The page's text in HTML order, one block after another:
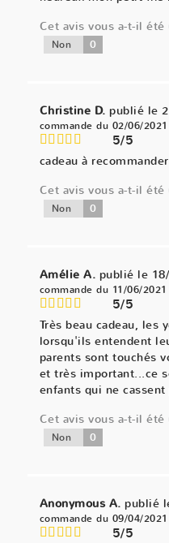
Cet avis vous a-t-il été
Non 0
Christine D.publié le
commande du 02/06/2021
5/5
cadeau à
Cet avis vous a-t-il été
Non 0
Amélie A. publié le
commande du 11/06/2021
5/5
Très beau cadeau, les
lorsqu'ils entendent
parents sont touchés
et très important...ce
enfants qui ne
Cet avis vous a-t-il été
Non 0
Anonymous A.publié
commande du 09/04/2021
5/5